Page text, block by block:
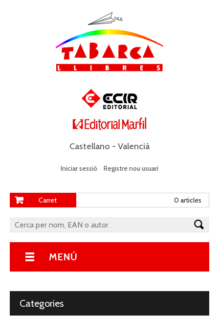
Castellano - Valencià
Iniciar sessió Registre nou usuari
Carret 0 articles
MENÚ
Categories